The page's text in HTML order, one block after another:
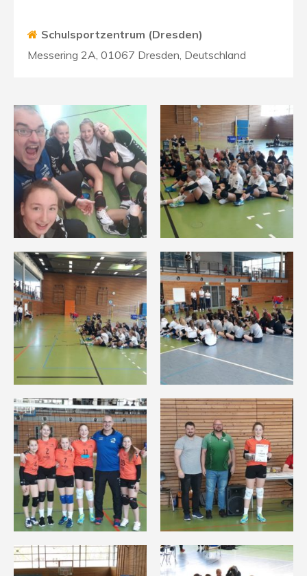
Schulsportzentrum (Dresden)
Messering 2A, 01067 Dresden, Deutschland